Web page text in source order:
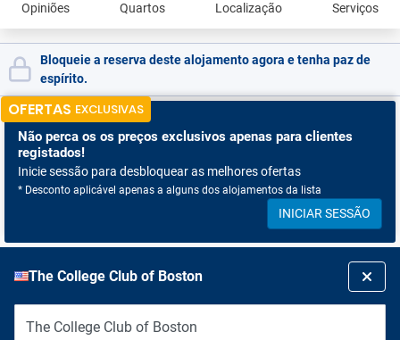
Opiniões Quartos Localização Serviços
Bloqueie a reserva deste alojamento agora e tenha paz de
espírito.
OFERTAS EXCLUSIVAS
Não perca os os preços exclusivos apenas para clientes
registados!
Inicie sessão para desbloquear as melhores ofertas
* Desconto aplicável apenas a alguns dos alojamentos da lista
INICIAR SESSÃO
The College Club of Boston
The College Club of Boston